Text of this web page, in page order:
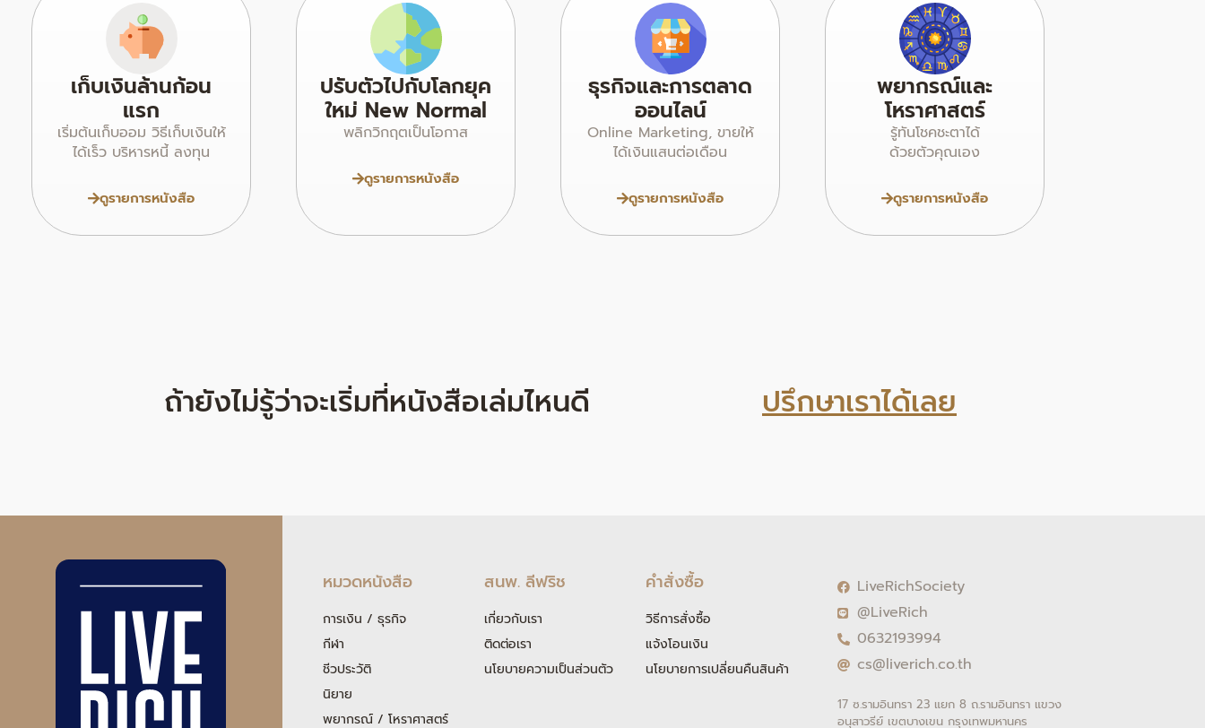
เก็บเงินล้านก้อน
แรก
เริ่มต้นเก็บออม วิธีเก็บเงินให้
ได้เร็ว บริหารหนี้ ลงทุน
ดูรายการหนังสือ
ปรับตัวไปกับโลกยุค
ใหม่ New Normal
พลิกวิกฤตเป็นโอกาส
ดูรายการหนังสือ
ธุรกิจและการตลาด
ออนไลน์
Online Marketing, ขายให้
ได้เงินแสนต่อเดือน
ดูรายการหนังสือ
พยากรณ์และ
โหราศาสตร์
รู้ทันโชคชะตาได้
ด้วยตัวคุณเอง
ดูรายการหนังสือ
ถ้ายังไม่รู้ว่าจะเริ่มที่หนังสือเล่มไหนดี ปรึกษาเราได้เลย
หมวดหนังสือ
การเงิน / ธุรกิจ
กีฬา
ชีวประวัติ
นิยาย
พยากรณ์ / โหราศาสตร์
สนพ. ลีฟริช
เกี่ยวกับเรา
ติดต่อเรา
นโยบายความเป็นส่วนตัว
คำสั่งซื้อ
วิธีการสั่งซื้อ
แจ้งโอนเงิน
นโยบายการเปลี่ยนคืนสินค้า
LiveRichSociety
@LiveRich
0632193994
cs@liverich.co.th
17 ซ.รามอินทรา 23 แยก 8 ถ.รามอินทรา แขวง
อนุสาวรีย์ เขตบางเขน กรุงเทพมหานคร